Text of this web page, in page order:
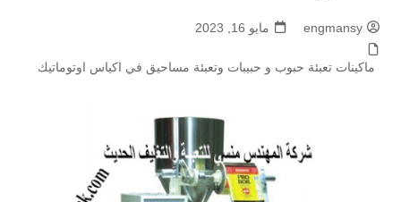
engmansy مايو 16, 2023
ماكينات تعبئة حبوب و حبيبات وتعبئة مساحيق في اكياس اوتوماتيك